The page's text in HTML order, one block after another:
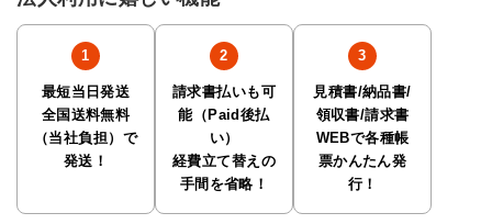
最短当日発送
全国送料無料
（当社負担）で
発送！
請求書払いも可
能（Paid後払
い）
経費立て替えの
手間を省略！
見積書/納品書/
領収書/請求書
WEBで各種帳
票かんたん発
行！